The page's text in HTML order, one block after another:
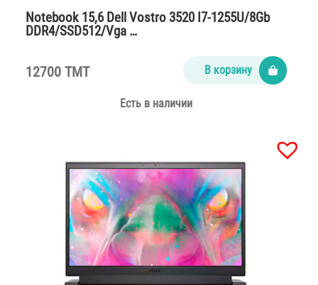
Notebook 15,6 Dell Vostro 3520 I7-1255U/8Gb
DDR4/SSD512/Vga …
12700 TMT В корзину
Есть в наличии